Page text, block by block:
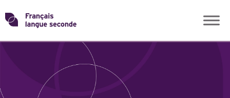
Skip
toTransformons
THÈMES